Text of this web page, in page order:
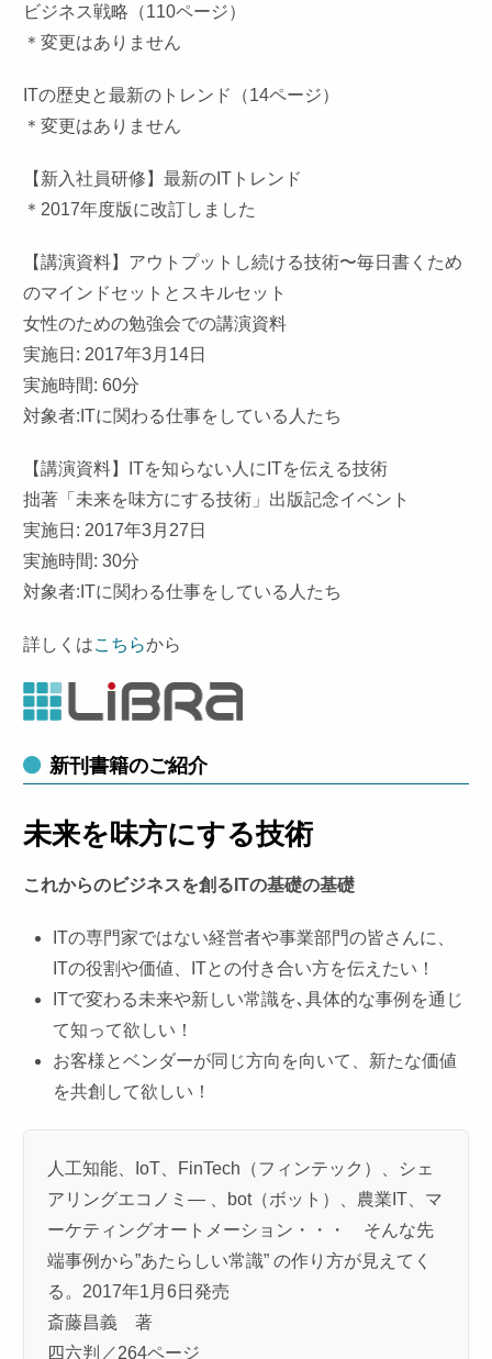
ビジネス戦略（110ページ）
＊変更はありません
ITの歴史と最新のトレンド（14ページ）
＊変更はありません
【新入社員研修】最新のITトレンド
＊2017年度版に改訂しました
【講演資料】アウトプットし続ける技術〜毎日書くため
のマインドセットとスキルセット
女性のための勉強会での講演資料
実施日: 2017年3月14日
実施時間: 60分
対象者:ITに関わる仕事をしている人たち
【講演資料】ITを知らない人にITを伝える技術
拙著「未来を味方にする技術」出版記念イベント
実施日: 2017年3月27日
実施時間: 30分
対象者:ITに関わる仕事をしている人たち
詳しくはこちらから
新刊書籍のご紹介
未来を味方にする技術
これからのビジネスを創るITの基礎の基礎
ITの専門家ではない経営者や事業部門の皆さんに、
ITの役割や価値、
ITとの付き合い方を伝えたい！
ITで変わる未来や新しい常識を､具体的な事例を通じ
て知って欲しい！
お客様とベンダーが同じ方向を向いて、新たな価値
を共創して欲しい！
人工知能、IoT、FinTech（フィンテック）、シェ
アリングエコノミ― 、bot（ボット）、農業IT、マ
ーケティングオートメーション・・・ そんな先
端事例から”あたらしい常識” の作り方が見えてく
る。2017年1月6日発売
斎藤昌義 著
四六判／264ページ